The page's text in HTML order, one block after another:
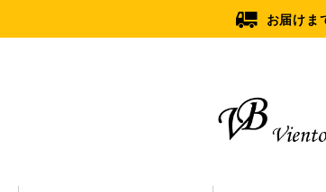
お届けま